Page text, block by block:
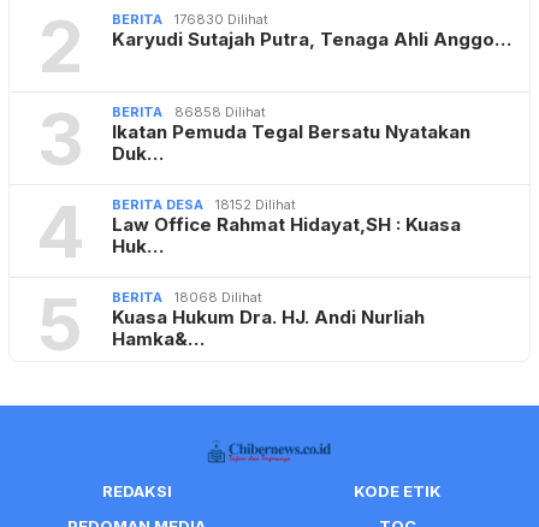
2 BERITA 176830 Dilihat
Karyudi Sutajah Putra, Tenaga Ahli Anggo…
3 BERITA 86858 Dilihat
Ikatan Pemuda Tegal Bersatu Nyatakan
Duk…
4 BERITA DESA 18152 Dilihat
Law Office Rahmat Hidayat,SH : Kuasa
Huk…
5 BERITA 18068 Dilihat
Kuasa Hukum Dra. HJ. Andi Nurliah
Hamka&…
REDAKSI
KODE ETIK